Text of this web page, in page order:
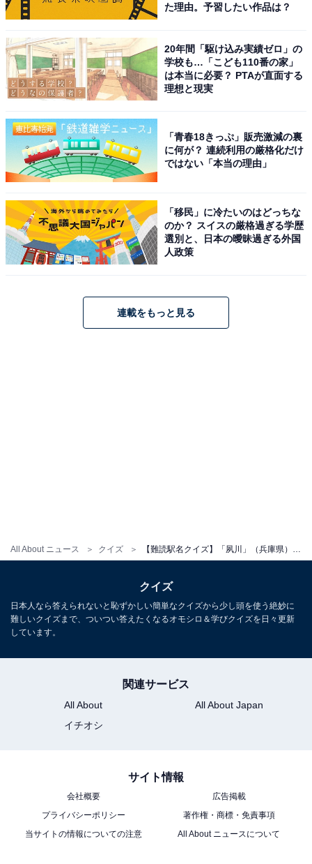
All About ニュース クイズ
た理由。予習したい作品は？
20年間「駆け込み実績ゼロ」の
学校も…「こども110番の家」
は本当に必要？ PTAが直面する
理想と現実
「青春18きっぷ」販売激減の裏
に何が？ 連続利用の厳格化だけ
ではない「本当の理由」
「移民」に冷たいのはどっちな
のか？ スイスの厳格過ぎる学歴
選別と、日本の曖昧過ぎる外国
人政策
連載をもっと見る
クイズ
日本人なら答えられないと恥ずかしい簡単なクイズから少し頭を使う絶妙に
難しいクイズまで、ついつい答えたくなるオモシロ＆学びクイズを日々更新
しています。
関連サービス
All About
All About Japan
イチオシ
サイト情報
会社概要
広告掲載
プライバシーポリシー
著作権・商標・免責事項
当サイトの情報についての注意
All About ニュースについて